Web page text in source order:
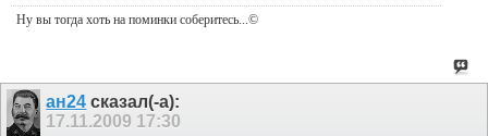
Ну вы тогда хоть на поминки соберитесь ...©
ан24 сказал(-а):
17.11.2009 17:30